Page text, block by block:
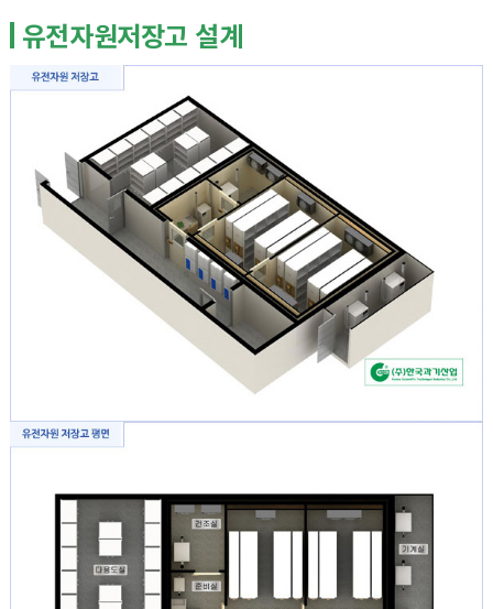
유전자원저장고 설계